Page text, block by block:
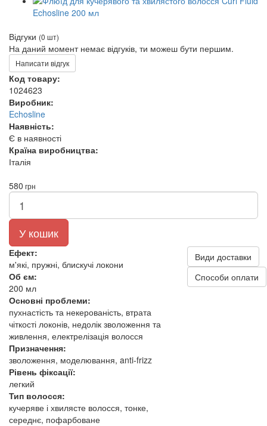
Відгуки (0 шт)
На даний момент немає відгуків, ти можеш бути першим.
Написати відгук
Код товару:
1024623
Виробник:
Echosline
Наявність:
Є в наявності
Країна виробництва:
Італія
580 грн
У кошик
Ефект:
м'які, пружні, блискучі локони
Об єм:
200 мл
Основні проблеми:
пухнастість та некерованість, втрата
чіткості локонів, недолік зволоження та
живлення, електрелізація волосся
Призначення:
зволоження, моделювання, anti-frizz
Рівень фіксації:
легкий
Тип волосся:
кучеряве і хвилясте волосся, тонке,
середнє, пофарбоване
Види доставки
Способи оплати